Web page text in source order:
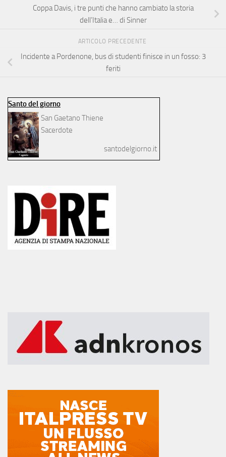
Coppa Davis, i tre punti che hanno cambiato la storia
dell’Italia e… di Sinner
ARTICOLO PRECEDENTE
Incidente a Pordenone, bus di studenti finisce in un fosso: 3
feriti
Santo del giorno
San Gaetano Thiene
Sacerdote
santodelgiorno.it